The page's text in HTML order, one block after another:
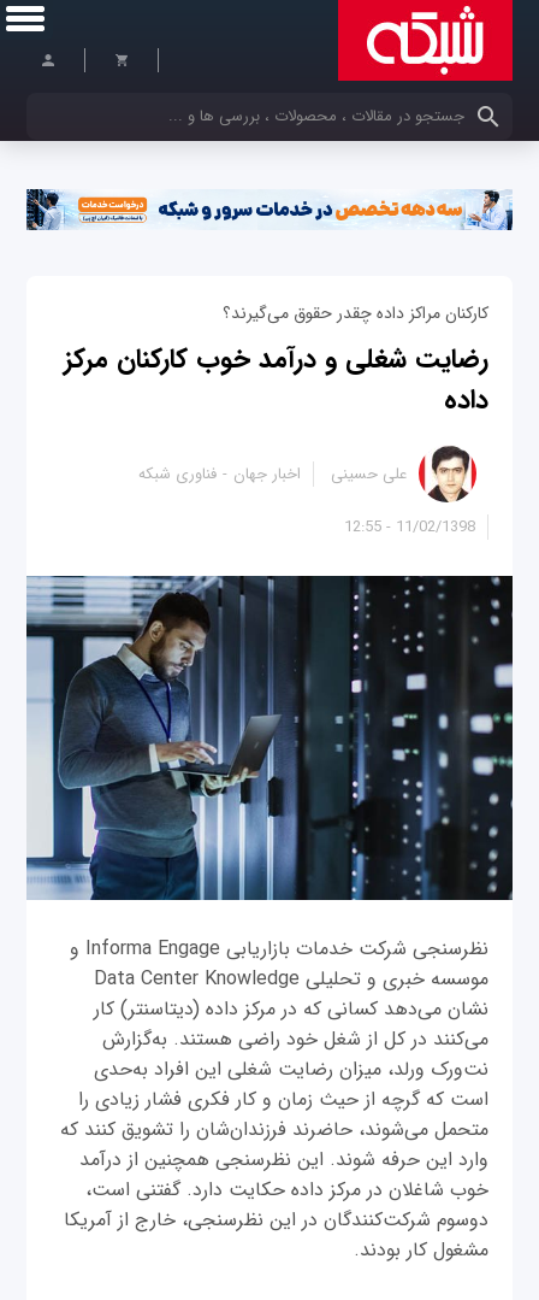
کلمات کلیدی خود را وارد کنید
کارکنان مراکز داده چقدر حقوق می‌گیرند؟
رضایت شغلی و درآمد خوب کارکنان مرکز
داده
11/02/1398 - 12:55
علی حسینی اخبار جهان فناوری شبکه
نظرسنجی شرکت خدمات بازاریابی Informa Engage و
موسسه خبری و تحلیلی Data Center Knowledge
نشان می‌دهد کسانی که در مرکز داده (دیتاسنتر) کار
می‌کنند در کل از شغل خود راضی هستند. به‌گزارش
نت‌ورک ورلد، میزان رضایت شغلی این افراد به‌حدی
است که گرچه از حیث زمان و کار فکری فشار زیادی را
متحمل می‌شوند، حاضرند فرزندان‌شان را تشویق کنند که
وارد این حرفه شوند. این نظرسنجی همچنین از درآمد
خوب شاغلان در مرکز داده حکایت دارد. گفتنی است،
دو‌سوم شرکت‌کنندگان در این نظرسنجی، خارج از آمریکا
مشغول کار بودند.